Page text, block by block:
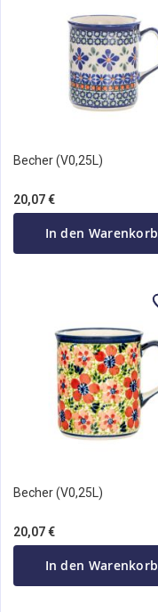
Becher (V0,25L)
20,07 €
In den Warenkorb
Becher (V0,25L)
20,07 €
In den Warenkorb